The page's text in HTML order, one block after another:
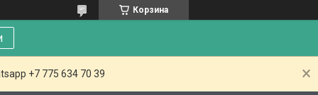
Корзина
+7 775 634 70 39